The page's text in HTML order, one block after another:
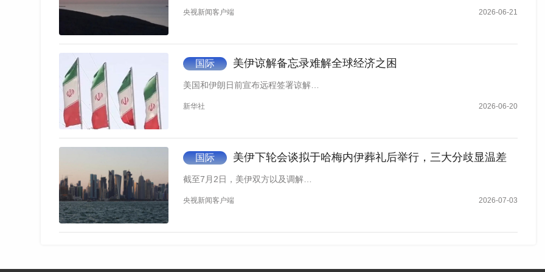
这是6月14日在美国首都华盛顿拍摄的白宫。新华社记者 李睿 摄
接下来有哪些工作
夏巴兹表示，正式签字仪式将于19日在瑞士举行。他说，调解方将在本周促成一系列会谈。这些准备性
磋商将为技术性谈判和正式签字仪式奠定基础。
据美国媒体援引消息人士的话报道，各方本周将在卡塔尔多哈分别举行筹备会议。
目前尚不清楚双方将派谁出席19日的签字仪式。美国副总统万斯接受福克斯新闻网采访时说，白宫仍在
确定参会人员，“我确定计划出席，总统本人也可能出席”。
据伊朗塔斯尼姆通讯社15日凌晨报道，伊朗外交部副部长加里巴巴迪表示，伊美双方代表团负责人将于
19日进行会谈以确定后续安排。启动60天谈判的前提是美方履行关于结束战事、解除封锁和解冻资产的承
两名巴基斯坦高级官员14日对美国媒体表示，未来60天内将继续就伊朗核计划等未决问题展开更广泛
央视新闻客户端 2026-06-21
国际 美伊谅解备忘录难解全球经济之困
美国和伊朗日前宣布远程签署谅解…
新华社 2026-06-20
国际 美伊下轮会谈拟于哈梅内伊葬礼后举行，三大分歧显温差
截至7月2日，美伊双方以及调解…
央视新闻客户端 2026-07-03